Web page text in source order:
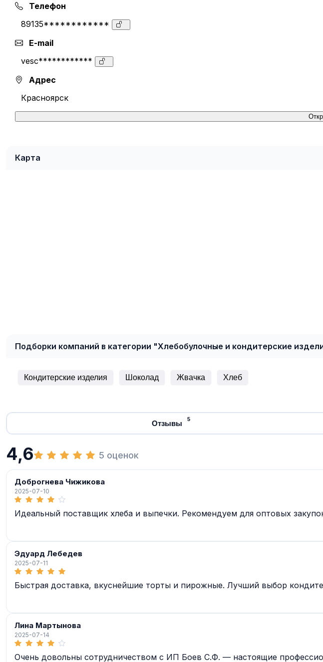
Телефон
89135************
E-mail
vesc************
Адрес
Красноярск
Карта
Подборки компаний в категории "Хлебобулочные и кондитерские
Кондитерские изделия Шоколад Жвачка Хлеб
Отзывы 5
4,6 5 оценок
Доброгнева Чижикова
2025-07-10
Идеальный поставщик хлеба и выпечки. Рекомендуем для оптовых
Эдуард Лебедев
2025-07-11
Быстрая доставка, вкуснейшие торты и пирожные. Лучший выбор
Лина Мартынова
2025-07-14
Очень довольны сотрудничеством с ИП Боев С.Ф. — настоящие